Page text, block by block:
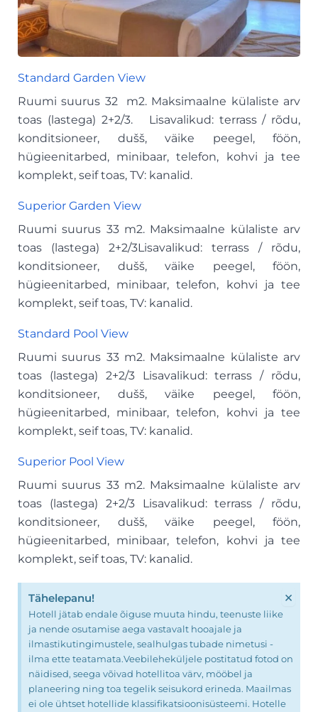
Standard Garden View
Ruumi suurus 32 m2. Maksimaalne külaliste arv
toas (lastega) 2+2/3. Lisavalikud: terrass / rõdu,
konditsioneer, dušš, väike peegel, föön,
hügieenitarbed, minibaar, telefon, kohvi ja tee
komplekt, seif toas, TV: kanalid.
Superior Garden View
Ruumi suurus 33 m2. Maksimaalne külaliste arv
toas (lastega) 2+2/3Lisavalikud: terrass / rõdu,
konditsioneer, dušš, väike peegel, föön,
hügieenitarbed, minibaar, telefon, kohvi ja tee
komplekt, seif toas, TV: kanalid.
Standard Pool View
Ruumi suurus 33 m2. Maksimaalne külaliste arv
toas (lastega) 2+2/3 Lisavalikud: terrass / rõdu,
konditsioneer, dušš, väike peegel, föön,
hügieenitarbed, minibaar, telefon, kohvi ja tee
komplekt, seif toas, TV: kanalid.
Superior Pool View
Ruumi suurus 33 m2. Maksimaalne külaliste arv
toas (lastega) 2+2/3 Lisavalikud: terrass / rõdu,
konditsioneer, dušš, väike peegel, föön,
hügieenitarbed, minibaar, telefon, kohvi ja tee
komplekt, seif toas, TV: kanalid.
Tähelepanu!
Hotell jätab endale õiguse muuta hindu, teenuste liike
ja nende osutamise aega vastavalt hooajale ja
ilmastikutingimustele, sealhulgas tubade nimetusi -
ilma ette teatamata.Veebileheküljele postitatud fotod on
näidised, seega võivad hotellitoa värv, mööbel ja
planeering ning toa tegelik seisukord erineda. Maailmas
ei ole ühtset hotellide klassifikatsioonisüsteemi. Hotelle
×